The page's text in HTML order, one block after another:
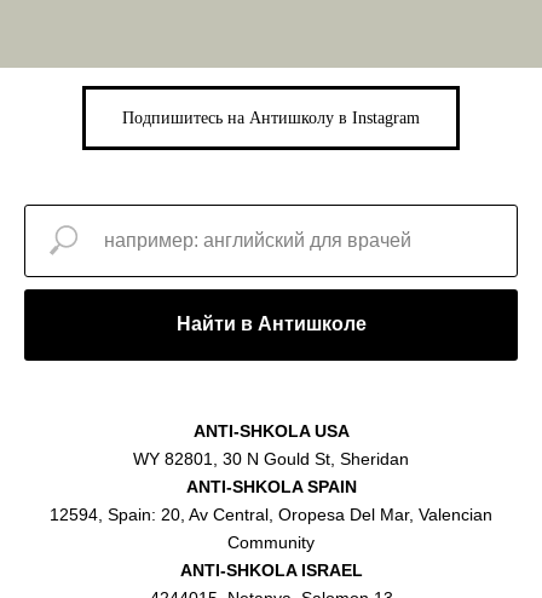
Подпишитесь на Антишколу в Instagram
Найти в Антишколе
ANTI-SHKOLA USA
WY 82801, 30 N Gould St, Sheridan
ANTI-SHKOLA SPAIN
12594, Spain: 20, Av Central, Oropesa Del Mar, Valencian
Community
ANTI-SHKOLA ISRAEL